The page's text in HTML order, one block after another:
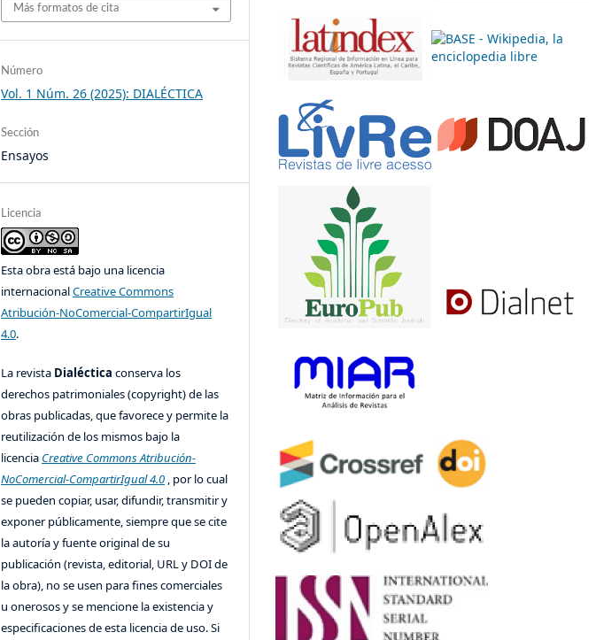
Más formatos de cita
Número
Vol. 1 Núm. 26 (2025): DIALÉCTICA
Sección
Ensayos
Licencia
Esta obra está bajo una licencia
internacionalCreative Commons
Atribución-NoComercial-CompartirIgual
4.0.
La revista Dialécticaconserva los
derechos patrimoniales (copyright) de las
obras publicadas, que favorece y permite la
reutilización de los mismos bajo la
licencia Creative Commons Atribución-
NoComercial-CompartirIgual 4.0 , por lo cual
se pueden copiar, usar, difundir, transmitir y
exponer públicamente, siempre que se cite
la autoría y fuente original de su
publicación (revista, editorial, URL y DOI de
la obra), no se usen para fines comerciales
u onerosos y se mencione la existencia y
especificaciones de esta licencia de uso. Si